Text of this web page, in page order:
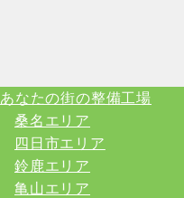
あなたの街の整備工場
桑名エリア
四日市エリア
鈴鹿エリア
亀山エリア